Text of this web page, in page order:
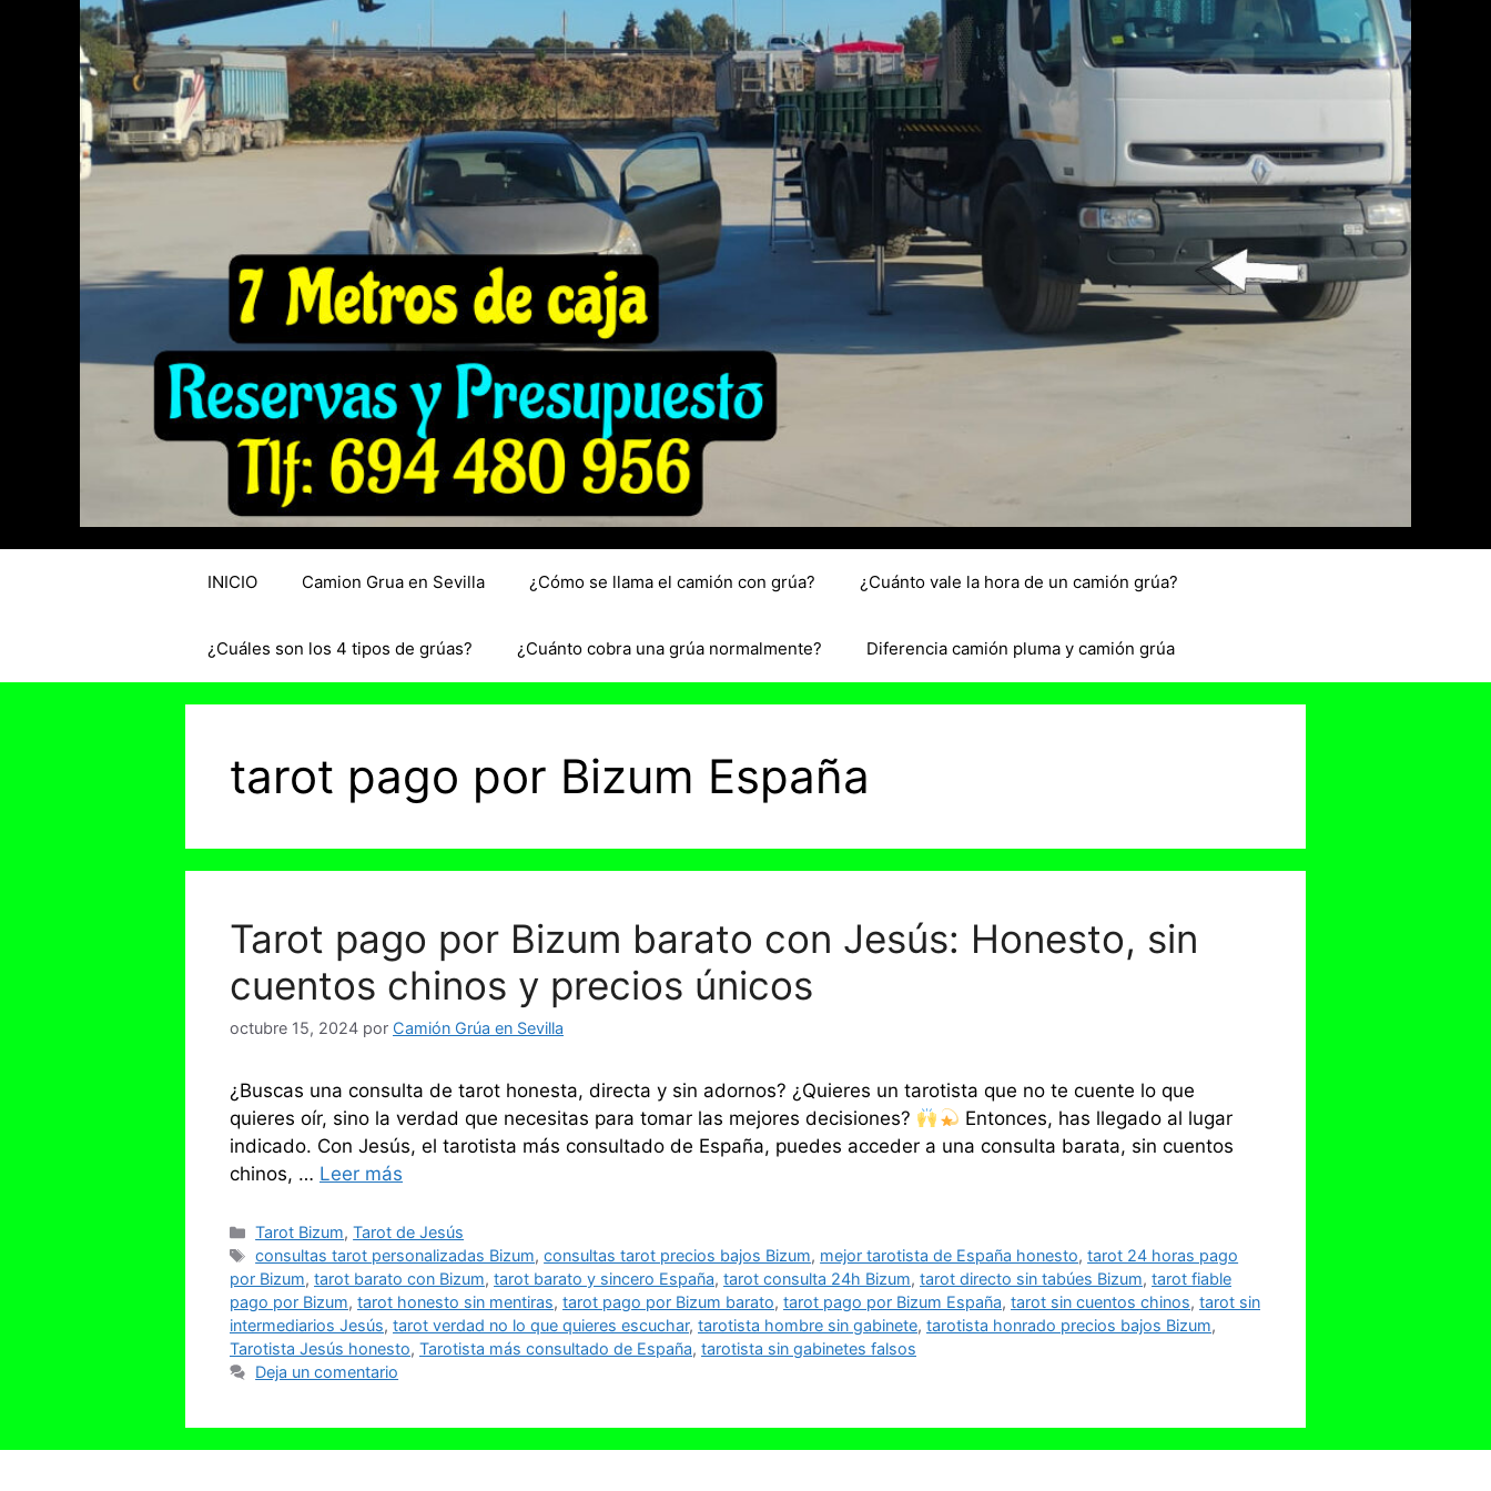
INICIO Camion Grua en Sevilla ¿Cómo se llama el camión con grúa? ¿Cuánto vale la hora de un camión grúa?
¿Cuáles son los 4 tipos de grúas? ¿Cuánto cobra una grúa normalmente? Diferencia camión pluma y camión grúa
tarot pago por Bizum España
Tarot pago por Bizum barato con Jesús: Honesto, sin
cuentos chinos y precios únicos
octubre 15, 2024 por Camión Grúa en Sevilla
¿Buscas una consulta de tarot honesta, directa y sin adornos? ¿Quieres un tarotista que no te cuente lo que
quieres oír, sino la verdad que necesitas para tomar las mejores decisiones?
Entonces, has llegado al lugar
indicado. Con Jesús, el tarotista más consultado de España, puedes acceder a una consulta barata, sin cuentos
chinos, … Leer más
Categorías
Tarot Bizum,Tarot de Jesús
Etiquetas
consultas tarot personalizadas Bizum,consultas tarot precios bajos Bizum, mejor tarotista de España honesto,tarot 24 horas pago
por Bizum, tarot barato con Bizum, tarot barato y sincero España, tarot consulta 24h Bizum, tarot directo sin tabúes Bizum, tarot fiable
pago por Bizum, tarot honesto sin mentiras, tarot pago por Bizum barato, tarot pago por Bizum España, tarot sin cuentos chinos, tarot sin
intermediarios Jesús, tarot verdad no lo que quieres escuchar, tarotista hombre sin gabinete, tarotista honrado precios bajos Bizum,
Tarotista Jesús honesto, Tarotista más consultado de España, tarotista sin gabinetes falsos
Deja un comentario